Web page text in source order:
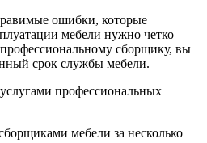
ошибки, которые
мебели нужно четко
сборщику, вы
срок службы мебели.
профессиональных
мебели за несколько